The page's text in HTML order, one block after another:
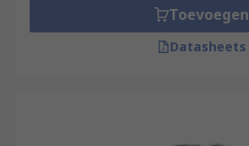
Toevoegen
Datasheets